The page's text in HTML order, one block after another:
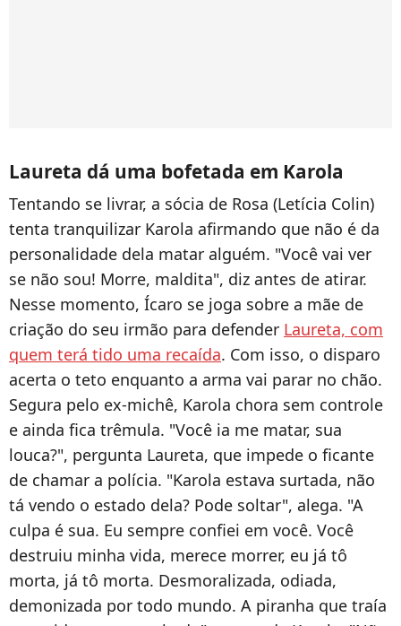
Laureta dá uma bofetada em Karola
Tentando se livrar, a sócia de Rosa (Letícia Colin)
tenta tranquilizar Karola afirmando que não é da
personalidade dela matar alguém. "Você vai ver
se não sou! Morre, maldita", diz antes de atirar.
Nesse momento, Ícaro se joga sobre a mãe de
criação do seu irmão para defender Laureta, com
quem terá tido uma recaída. Com isso, o disparo
acerta o teto enquanto a arma vai parar no chão.
Segura pelo ex-michê, Karola chora sem controle
e ainda fica trêmula. "Você ia me matar, sua
louca?", pergunta Laureta, que impede o ficante
de chamar a polícia. "Karola estava surtada, não
tá vendo o estado dela? Pode soltar", alega. "A
culpa é sua. Eu sempre confiei em você. Você
destruiu minha vida, merece morrer, eu já tô
morta, já tô morta. Desmoralizada, odiada,
demonizada por todo mundo. A piranha que traía